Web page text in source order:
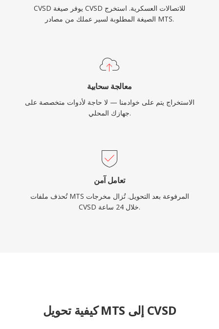
CVSD يوفر صيغة CVSD للاتصالات العسكرية. استخرج
الصيغة المطلوبة لسير عملك من مصادر MTS.
معالجة سحابية
الاستخراج يتم على خوادمنا — لا حاجة لأدوات متخصصة على
جهازك المحلي.
تعامل آمن
تُحذف ملفات MTS المرفوعة بعد التحويل. تُزال مخرجات
CVSD خلال 24 ساعة.
كيفية تحويل MTS إلى CVSD